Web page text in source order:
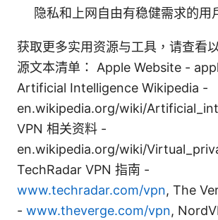
隐私和上网自由有稳健需求的用
获取更多实用资源与工具，请查看
源文本清单： Apple Website -
Artificial Intelligence Wikipedia -
en.wikipedia.org/wiki/
VPN 相关资料 -
en.wikipedia.org/wiki/
TechRadar VPN 指南 -
www.techradar.com/vpn, The
- www.theverge.com/vpn,